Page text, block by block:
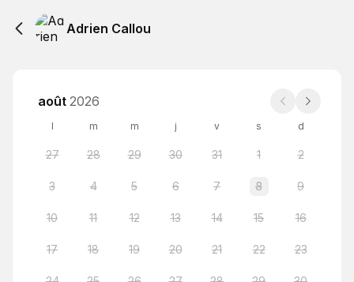
Adrien Callou
août 2026
l m m j v s d
27 28 29 30 31 1 2
3 4 5 6 7 8 9
10 11 12 13 14 15 16
17 18 19 20 21 22 23